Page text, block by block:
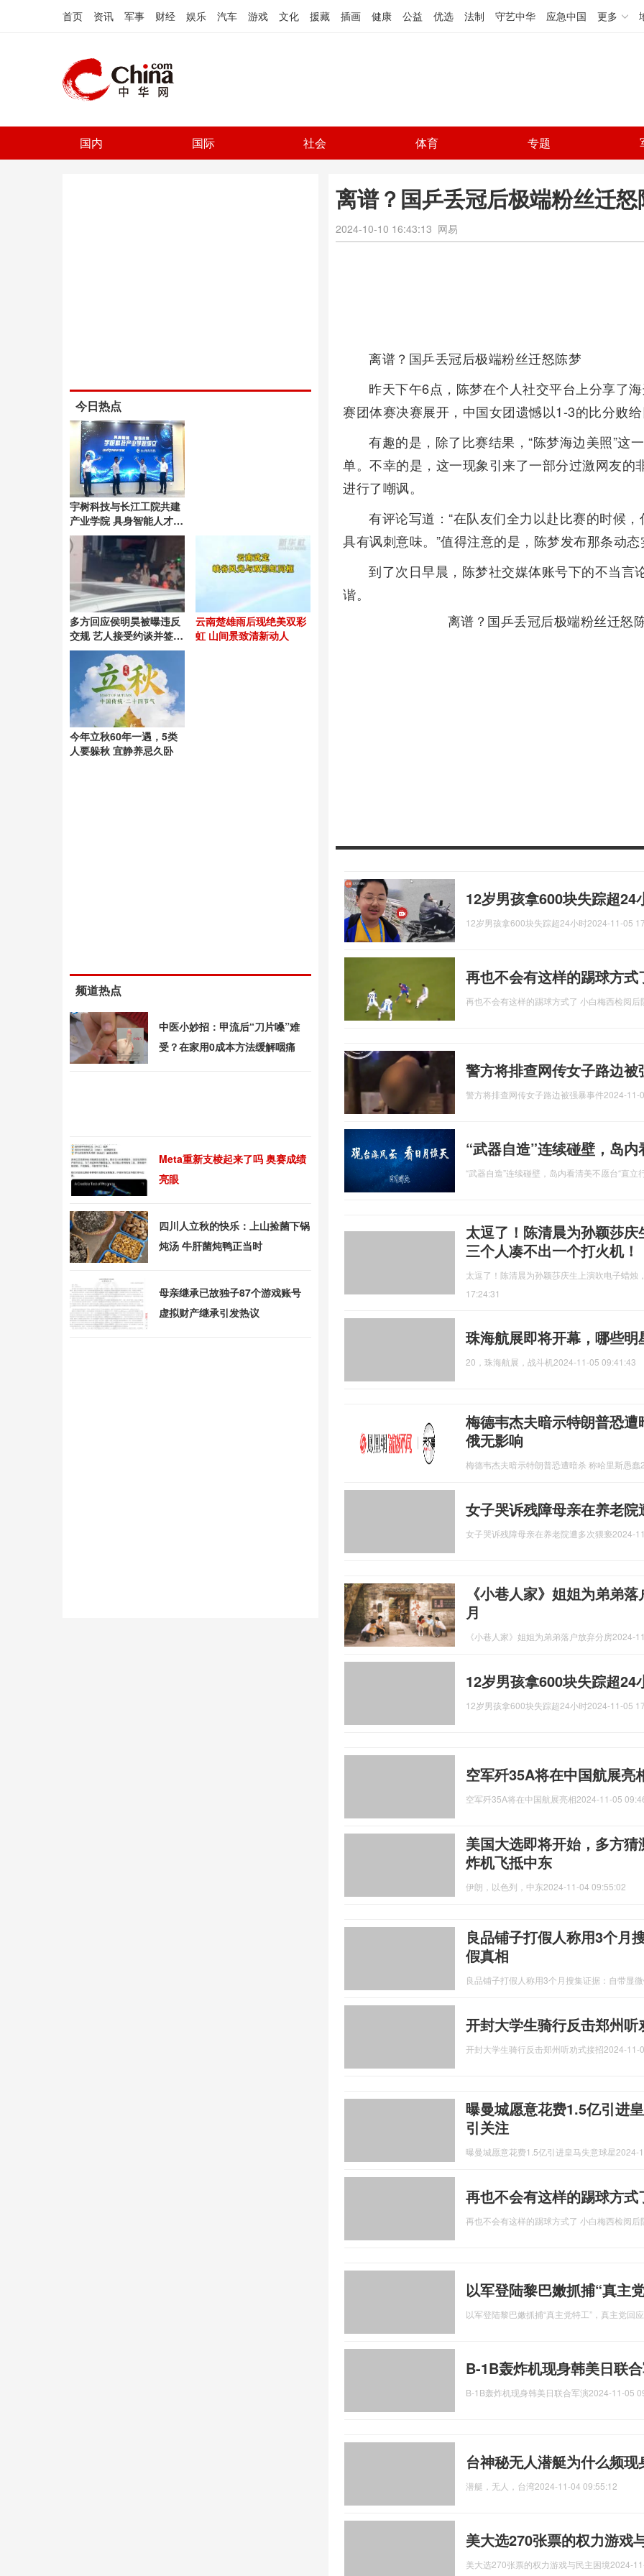
首页 资讯 军事 财经 娱乐 汽车 游戏 文化 援藏 插画 健康 公益 优选 法制 守艺中华 应急中国 更多
国内 国际 社会 体育 专题
离谱？国乒丢冠后极端粉丝迁
2024-10-10 16:43:13 网易
离谱？国乒丢冠后极端粉丝迁怒陈梦
昨天下午6点，陈梦在个人社交平台上分享了
赛团体赛决赛展开，中国女团遗憾以1-3的比分败给
有趣的是，除了比赛结果，“陈梦海边美照”这
单。不幸的是，这一现象引来了一部分过激网友
进行了嘲讽。
有评论写道：“在队友们全力以赴比赛的时候
具有讽刺意味。”值得注意的是，陈梦发布那条动态
到了次日早晨，陈梦社交媒体账号下的不当言
谐。
离谱？国乒丢冠后极端粉丝迁怒
12岁男孩拿600块失踪超24
12岁男孩拿600块失踪超24小时2024-11-05
再也不会有这样的踢球方式
再也不会有这样的踢球方式了 小白梅西检阅后
警方将排查网传女子路边被
警方将排查网传女子路边被强暴事件2024-11-
“武器自造”连续碰壁，岛
“武器自造”连续碰壁，岛内看清美不愿台“直立
太逗了！陈清晨为孙颖莎庆
三个人凑不出一个打火机！
太逗了！陈清晨为孙颖莎庆生上演吹电子蜡烛
17:24:31
珠海航展即将开幕，哪些明
20，珠海航展，战斗机 2024-11-05 09:41:43
梅德韦杰夫暗示特朗普恐
俄无影响
梅德韦杰夫暗示特朗普恐遭暗杀 称哈里斯愚蠢
女子哭诉残障母亲在养老
女子哭诉残障母亲在养老院遭多次猥亵2024-
《小巷人家》姐姐为弟弟
月
《小巷人家》姐姐为弟弟落户放弃分房2024-
12岁男孩拿600块失踪超24
12岁男孩拿600块失踪超24小时2024-11-05
空军歼35A将在中国航展亮
空军歼35A将在中国航展亮相2024-11-05
美国大选即将开始，多方
炸机飞抵中东
伊朗，以色列，中东2024-11-04 09:55:02
良品铺子打假人称用3个月
假真相
良品铺子打假人称用3个月搜集证据：自带显
开封大学生骑行反击郑州
开封大学生骑行反击郑州听劝式接招2024-11-
曝曼城愿意花费1.5亿引进
引关注
曝曼城愿意花费1.5亿引进皇马失意球星2024-
再也不会有这样的踢球方式
再也不会有这样的踢球方式了 小白梅西检阅后
以军登陆黎巴嫩抓捕“真主
以军登陆黎巴嫩抓捕“真主党特工”，真主党回应
B-1B轰炸机现身韩美日联
B-1B轰炸机现身韩美日联合军演2024-11-05
台神秘无人潜艇为什么频
潜艇，无人，台湾2024-11-04 09:55:12
美大选270张票的权力游戏
美大选270张票的权力游戏与民主困境2024-
今日热点
宇树科技与长江工院共建
产业学院 具身智能人才培
养启动
多方回应侯明昊被曝违反
交规 艺人接受约谈并签署
承诺书
云南楚雄雨后现绝美双彩
虹 山间景致清新动人
今年立秋60年一遇，5类
人要躲秋 宜静养忌久卧
频道热点
中医小妙招：甲流后“刀片嗓”难
受？在家用0成本方法缓解咽痛
Meta重新支棱起来了吗 奥赛成绩
亮眼
四川人立秋的快乐：上山捡菌下锅
炖汤 牛肝菌炖鸭正当时
母亲继承已故独子87个游戏账号
虚拟财产继承引发热议